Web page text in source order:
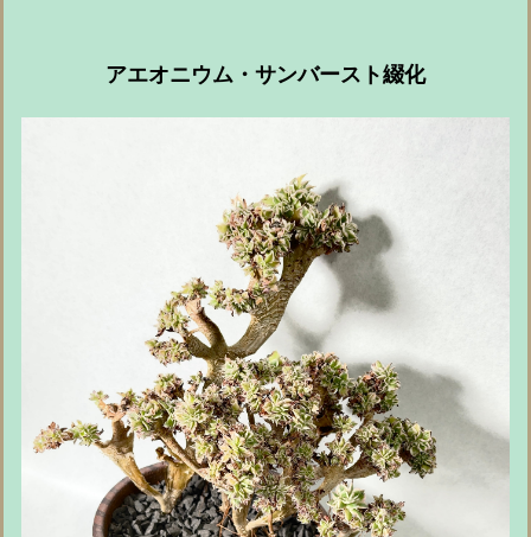
アエオニウム・サンバースト綴化